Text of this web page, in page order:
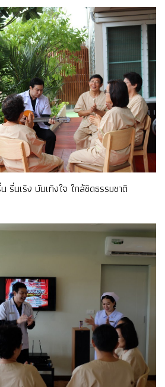
รื่นเริง บันเทิงใจ ใกล้ชิดธรรมชาติ